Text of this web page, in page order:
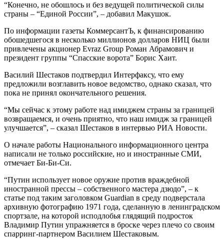
“Конечно, не обошлось и без ведущей политической силы
страны – “Единой России”, – добавил Макушок.
По информации газеты КоммерсантЪ, к финансированию
обошедшегося в несколько миллионов долларов НИЦ были
привлечены акционер Evraz Group Роман Абрамович и
президент группы “Спасские ворота” Борис Хаит.
Василий Шестаков подтвердил Интерфаксу, что ему
предложили возглавить новое ведомство, однако сказал, что
пока не принял окончательного решения.
“Мы сейчас к этому работе над имиджем страны за границей
возвращаемся, и очень приятно, что наш имидж за границей
улучшается”, – сказал Шестаков в интервью РИА Новости.
О начале работы Национального информационного центра
написали не только российские, но и иностранные СМИ,
отмечает Би-Би-Си.
“Путин использует новое оружие против враждебной
иностранной прессы – собственного мастера дзюдо”, – к
статье под таким заголовком Guardian в среду подверстала
архивную фотографию 1971 года, сделанную в ленинградском
спортзале, на которой исподлобья глядящий подросток
Владимир Путин упражняется в броске через плечо со своим
спарринг-партнером Василием Шестаковым.